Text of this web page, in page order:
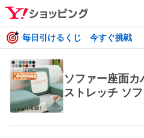
毎日引けるくじ 今すぐ挑戦
ソファー座面
ストレッチ ソ